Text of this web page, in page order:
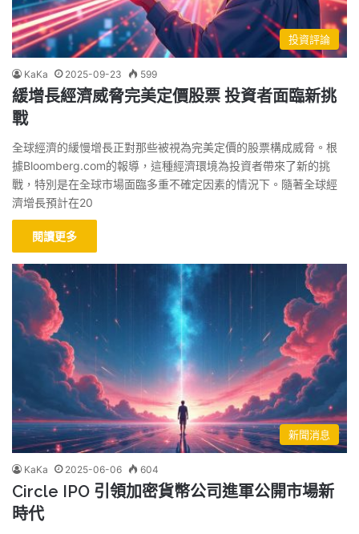
投資評論
KaKa 2025-09-23 599
緩增長經濟威脅完美定價股票 投資者面臨新挑
戰
全球經濟的緩慢增長正對那些被視為完美定價的股票構成威脅。根
據Bloomberg.com的報導，這種經濟環境為投資者帶來了新的挑
戰，特別是在全球市場面臨多重不確定因素的情況下。隨著全球經
濟增長預計在20
閱讀更多
新聞消息
KaKa 2025-06-06 604
Circle IPO 引領加密貨幣公司進軍公開市場新
時代